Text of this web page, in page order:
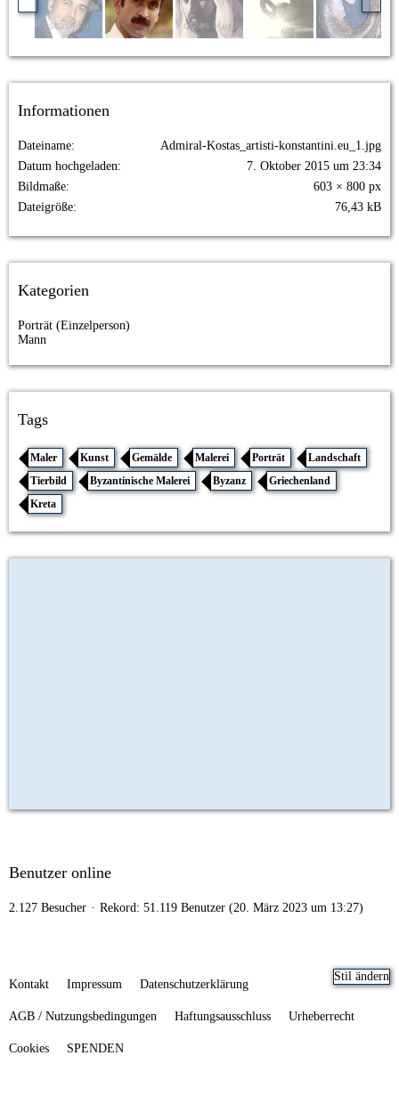
Informationen
Dateiname
Admiral-Kostas_artisti-konstantini.eu_1.jpg
Datum hochgeladen
7. Oktober 2015 um 23:34
Bildmaße
603 × 800 px
Dateigröße
76,43 kB
Kategorien
Porträt (Einzelperson)
Mann
Tags
Maler Kunst Gemälde Malerei Porträt
Landschaft
Tierbild
Byzantinische Malerei Byzanz
Griechenland
Kreta
Benutzer online
2.127 Besucher Rekord: 51.119 Benutzer (20. März 2023 um 13:27)
Stil ändern
Kontakt Impressum Datenschutzerklärung
AGB / Nutzungsbedingungen Haftungsausschluss Urheberrecht
Cookies SPENDEN